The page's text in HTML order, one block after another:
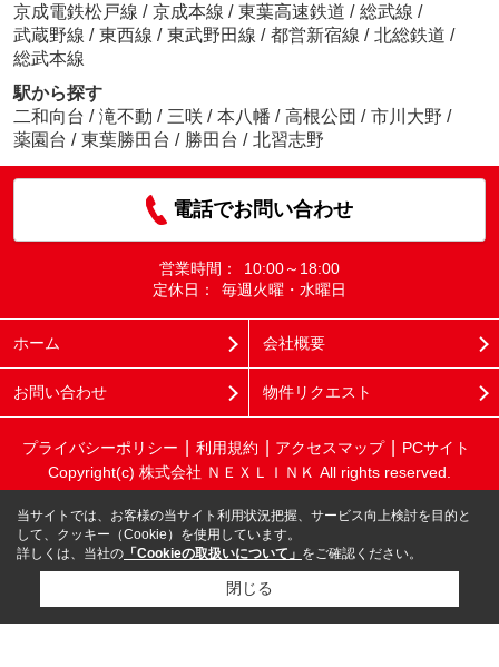
京成電鉄松戸線 / 京成本線 / 東葉高速鉄道 / 総武線 /
武蔵野線 / 東西線 / 東武野田線 / 都営新宿線 / 北総鉄道 /
総武本線
駅から探す
二和向台 / 滝不動 / 三咲 / 本八幡 / 高根公団 / 市川大野 /
薬園台 / 東葉勝田台 / 勝田台 / 北習志野
電話でお問い合わせ
営業時間：
10:00～18:00
定休日：
毎週火曜・水曜日
ホーム 会社概要
お問い合わせ 物件リクエスト
プライバシーポリシー 利用規約 アクセスマップ
PCサイト
Copyright(c) 株式会社 ＮＥＸＬＩＮＫ All rights reserved.
当サイトでは、お客様の当サイト利用状況把握、サービス向上検討を目的と
して、クッキー（Cookie）を使用しています。
詳しくは、当社の 「Cookieの取扱いについて」 をご確認ください。
閉じる